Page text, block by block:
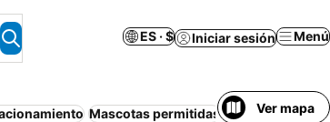
ES · $ Iniciar sesión Menú
Mascotas permitidas Departamento
Ver mapa